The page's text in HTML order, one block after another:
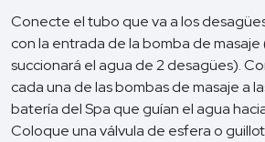
Conecte el tubo que va a los
con la entrada de la bomba de
succionará el agua de 2 desagües).
cada una de las bombas de masaje a
batería del Spa que guían el agua
Coloque una válvula de esfera o